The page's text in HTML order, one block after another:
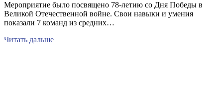
Мероприятие было посвящено 78-летию со Дня Победы в
Великой Отечественной войне. Свои навыки и умения
показали 7 команд из средних…
Читать дальше